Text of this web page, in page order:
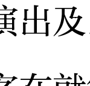
出